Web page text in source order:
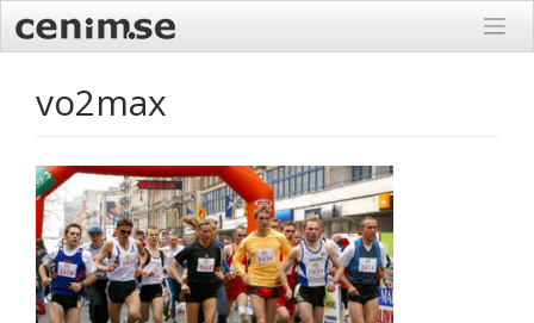
content
vo2max